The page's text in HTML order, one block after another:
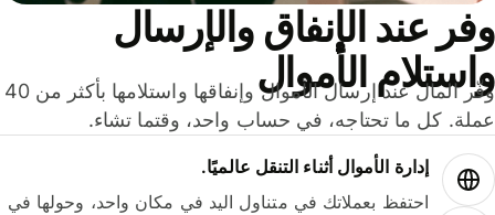
عند الإنفاق والإرسال
الأموال
وفّر المال عند إرسال الأموال وإنفاقها واستلامها بأكثر من 40
كل ما تحتاجه، في حساب واحد، وقتما تشاء.
إدارة الأموال أثناء التنقل عالميًا.
احتفظ بعملاتك في متناول اليد في مكان واحد، وحولها في